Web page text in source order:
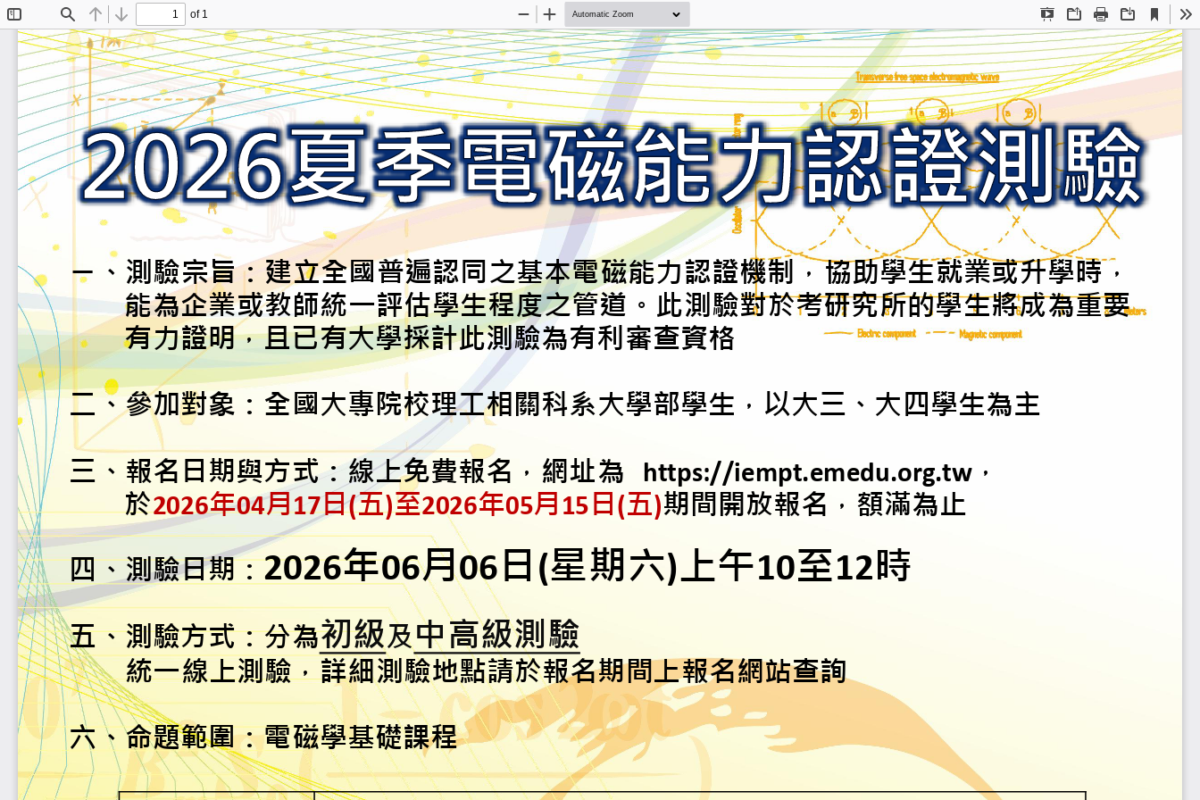
Sidebar
Find Previous
Next
of 1
Presentation
Mode
OpenPrint Download
Current
View
Zoom
Out
Zoom
In
ㄧ 、 測驗宗旨：建立全國普遍認同之基本電磁能力認證機
， 協助學生就業或升
，
能為企業或教師統一評估學生程度之管道
。 此測驗對於考研究所的學
有力證明
，且已有大學採計此測驗為有利審查資格
二 、參加對象：全國大專院校理工相關科系大學部學生
， 以大三
、 大四學生為主
三 、 報名日期與方式：線上免費報名
， 網址為https
://iempt
.emedu
.org
.tw
，
於2026
年04月17日(五)至2026
年05
月 15日(五)期間開放報名
， 額滿為止
四 、測驗日期
： 2026
年06
月06
日 (星期六
)上午
10
至12
時
五、測驗方式
：分為初級
及中高級測驗
統一線上測驗
，詳細測驗地點請於報名期間上報名網站查詢
六 、命題範圍：電磁學基礎課程